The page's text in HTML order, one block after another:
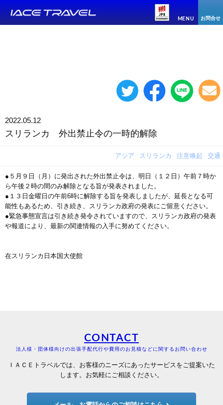
MENU お問合せ
2022.05.12
スリランカ 外出禁止令の一時的解除
アジア スリランカ 注意喚起 交通
●５月９日（月）に発出された外出禁止令は、明日（１２日）午前７時か
ら午後２時の間のみ解除となる旨が発表されました。
●１３日金曜日の午前6時に解除する旨を発表しましたが、延長となる可
能性もあるため、引き続き、スリランカ政府の発表にご留意ください。
●緊急事態宣言は引き続き発令されていますので、スリランカ政府の発表
や報道により、最新の関連情報の入手に努めてください。
在スリランカ日本国大使館
CONTACT
法人様・団体様向けの出張手配代行や費用のお見積などに関するお問い合わせ
ＩＡＣＥトラベルでは、お客様のニーズにあったサービスをご提案いた
します。お気軽にご相談ください。